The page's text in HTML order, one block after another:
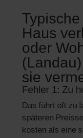
Haus
oder
sie
Fehler 1: Zu
Das führt oft zu
späteren
kosten als eine